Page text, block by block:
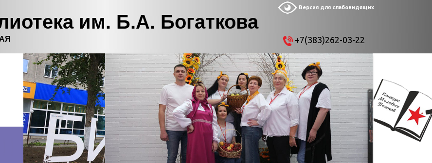
им. Б.А. Богаткова
Версия для слабовидящих
+7(383)262-03-22